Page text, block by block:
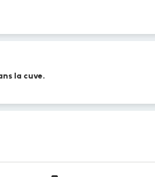
la cuve.